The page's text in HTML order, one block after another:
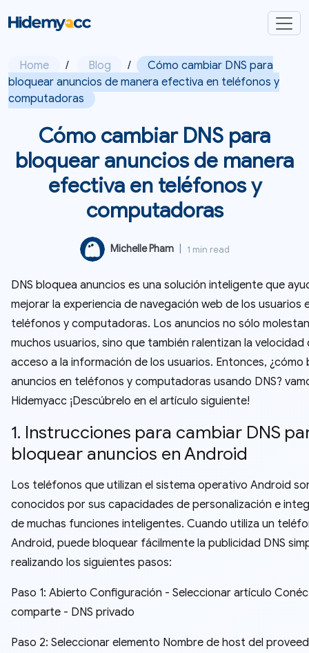
Home / Blog /
Cómo cambiar DNS para
bloquear anuncios de manera efectiva en teléfonos y
computadoras
Cómo cambiar DNS para
bloquear anuncios de manera
efectiva en teléfonos y
computadoras
Michelle Pham 1 min read
DNS bloquea anuncios es una solución inteligente que
mejorar la experiencia de navegación web de los usuarios
teléfonos y computadoras. Los anuncios no sólo
muchos usuarios, sino que también ralentizan la velocidad
acceso a la información de los usuarios. Entonces, ¿cómo
anuncios en teléfonos y computadoras usando DNS?
Hidemyacc ¡Descúbrelo en el artículo siguiente!
1. Instrucciones para cambiar DNS
bloquear anuncios en Android
Los teléfonos que utilizan el sistema operativo Android
conocidos por sus capacidades de personalización e
de muchas funciones inteligentes. Cuando utiliza un
Android, puede bloquear fácilmente la publicidad DNS
realizando los siguientes pasos:
Paso 1: Abierto Configuración - Seleccionar artículo
comparte - DNS privado
Paso 2: Seleccionar elemento Nombre de host del